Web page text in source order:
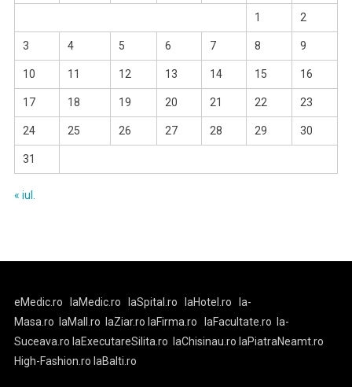
1 2
3 4 5 6 7 8 9
10 11 12 13 14 15 16
17 18 19 20 21 22 23
24 25 26 27 28 29 30
31
« iul.
eMedic.ro laMedic.ro laSpital.ro laHotel.ro
la-
Masa.ro
laMall.ro laZiar.ro laFirma.ro laFacultate.ro
la-
Suceava.ro laExecutareSilita.ro laChisinau.ro laPiatraNeamt.ro
High-Fashion.ro laBalti.ro